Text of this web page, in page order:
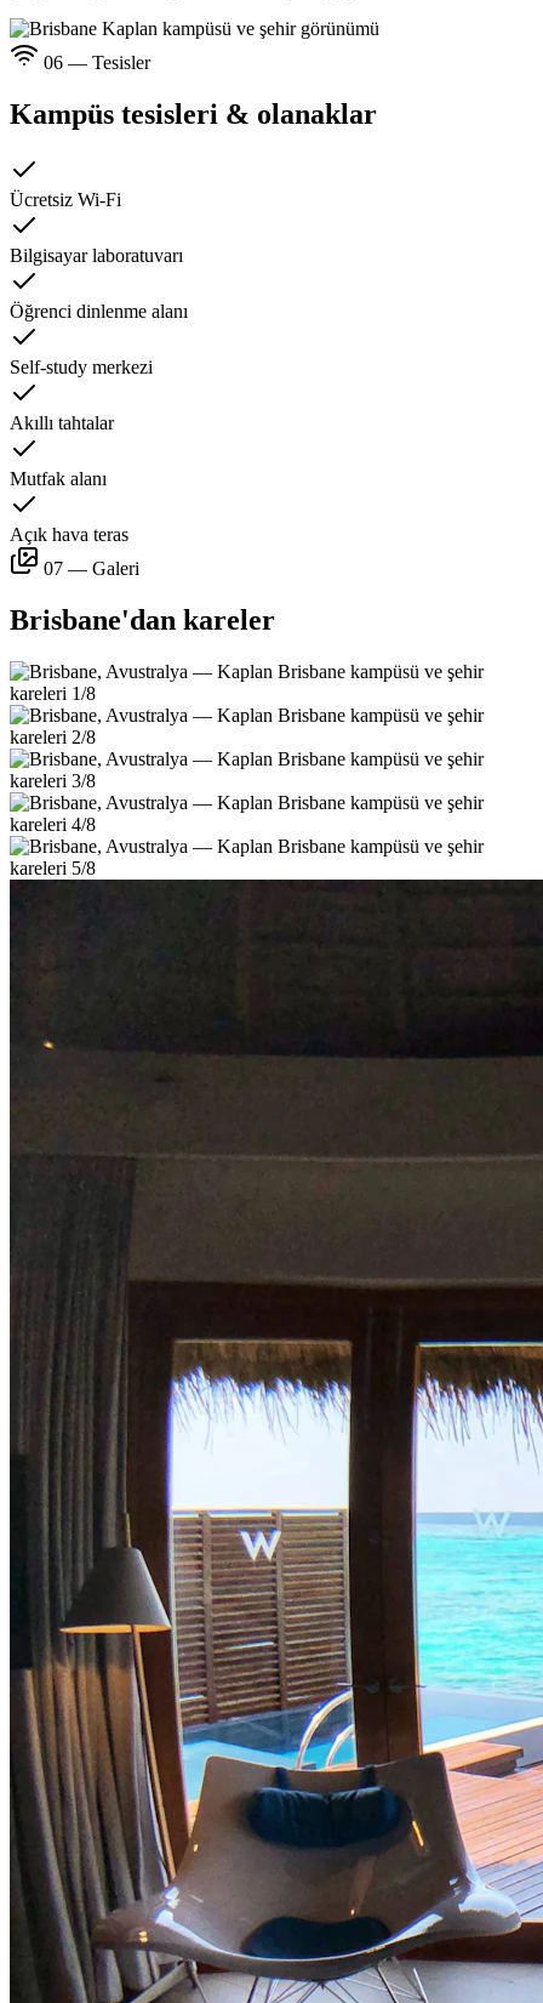
06 — Tesisler
Kampüs tesisleri & olanaklar
Ücretsiz Wi-Fi
Bilgisayar laboratuvarı
Öğrenci dinlenme alanı
Self-study merkezi
Akıllı tahtalar
Mutfak alanı
Açık hava teras
07 — Galeri
Brisbane'dan kareler